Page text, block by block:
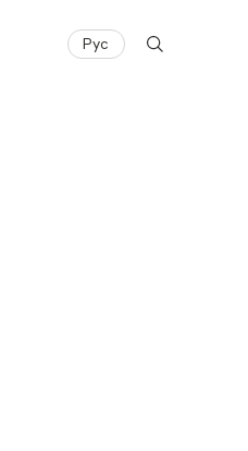
Рус